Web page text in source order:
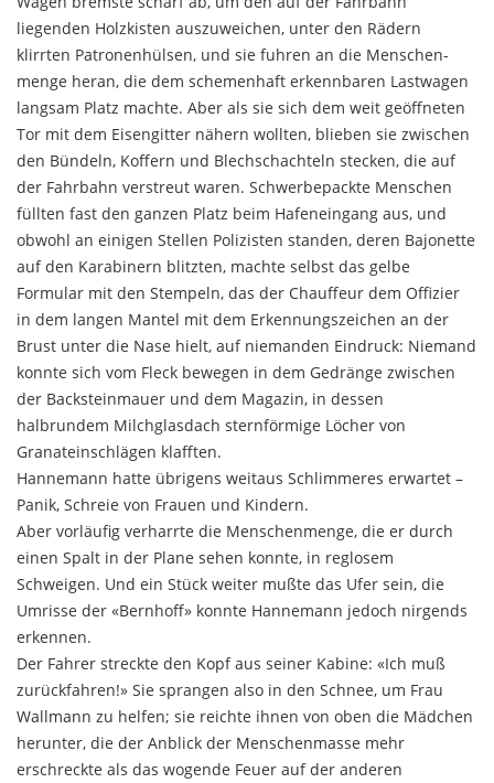
liegenden Holzkisten auszuweichen, unter den Rädern
klirrten Patronenhülsen, und sie fuhren an die Menschen­
menge heran, die dem schemenhaft erkennbaren Last­wagen
langsam Platz machte. Aber als sie sich dem weit geöffneten
Tor mit dem Eisengitter nähern wollten, blieben sie zwischen
den Bündeln, Koffern und Blech­schachteln stecken, die auf
der Fahrbahn verstreut wa­ren. Schwerbepackte Menschen
füllten fast den ganzen Platz beim Hafeneingang aus, und
obwohl an einigen Stellen Polizisten standen, deren Bajonette
auf den Ka­rabinern blitzten, machte selbst das gelbe
Formular mit den Stempeln, das der Chauffeur dem Offizier
in dem langen Mantel mit dem Erkennungszeichen an der
Brust unter die Nase hielt, auf niemanden Eindruck: Niemand
konnte sich vom Fleck bewegen in dem Ge­dränge zwischen
der Backsteinmauer und dem Maga­zin, in dessen
halbrundem Milchglasdach sternförmige Löcher von
Granateinschlägen klafften.
Hannemann hatte übrigens weitaus Schlimmeres erwartet –
Panik, Schreie von Frauen und Kindern.
Aber vorläufig verharrte die Menschenmenge, die er durch
einen Spalt in der Plane sehen konnte, in reg­losem
Schweigen. Und ein Stück weiter mußte das Ufer sein, die
Umrisse der «Bernhoff» konnte Hanne­mann jedoch nirgends
erkennen.
Der Fahrer streckte den Kopf aus seiner Kabine: «Ich muß
zurückfahren!» Sie sprangen also in den Schnee, um Frau
Wallmann zu helfen; sie reichte ihnen von oben die Mädchen
herunter, die der Anblick der Men­schenmasse mehr
erschreckte als das wogende Feuer auf der anderen